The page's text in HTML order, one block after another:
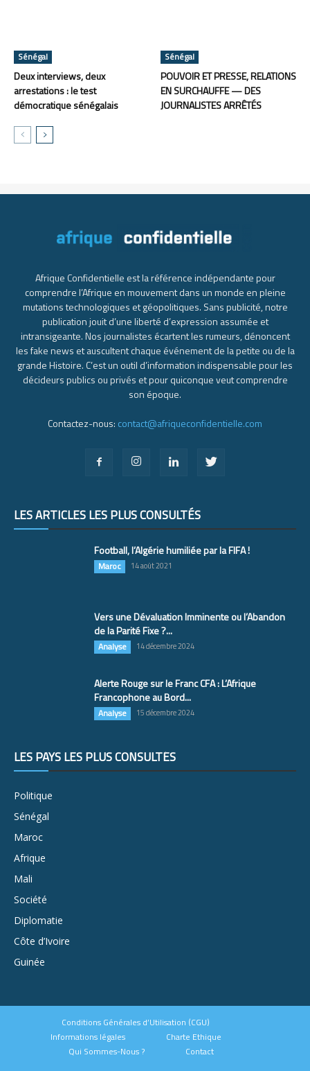
Sénégal
Deux interviews, deux
arrestations : le test
démocratique sénégalais
Sénégal
POUVOIR ET PRESSE, RELATIONS
EN SURCHAUFFE — DES
JOURNALISTES ARRÊTÉS
Afrique Confidentielle est la référence indépendante pour
comprendre l’Afrique en mouvement dans un monde en pleine
mutations technologiques et géopolitiques. Sans publicité, notre
publication jouit d’une liberté d’expression assumée et
intransigeante. Nos journalistes écartent les rumeurs, dénoncent
les fake news et auscultent chaque événement de la petite ou de la
grande Histoire. C’est un outil d’information indispensable pour les
décideurs publics ou privés et pour quiconque veut comprendre
son époque.
Contactez-nous: contact@afriqueconfidentielle.com
LES ARTICLES LES PLUS CONSULTÉS
Football, l’Algérie humiliée par la FIFA !
Maroc 14 août 2021
Vers une Dévaluation Imminente ou l’Abandon
de la Parité Fixe ?...
Analyse 14 décembre 2024
Alerte Rouge sur le Franc CFA : L’Afrique
Francophone au Bord...
Analyse 15 décembre 2024
LES PAYS LES PLUS CONSULTÉS
Politique
Sénégal
Maroc
Afrique
Mali
Société
Diplomatie
Côte d’Ivoire
Guinée
Conditions Générales d’Utilisation (CGU)
Informations légales
Charte Ethique
Qui Sommes-Nous ?
Contact